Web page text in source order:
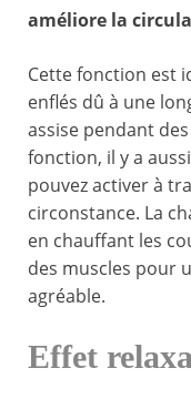
améliore la
Cette fonction est
enflés dû à une
assise pendant
fonction, il y a
pouvez activer à
circonstance. La
en chauffant les
des muscles pour
agréable.
Effet